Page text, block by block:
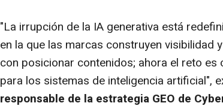
"La irrupción de la IA generativa está
en la que las marcas construyen visibilidad
con posicionar contenidos; ahora el reto
para los sistemas de inteligencia artificial",
responsable de la estrategia GEO de